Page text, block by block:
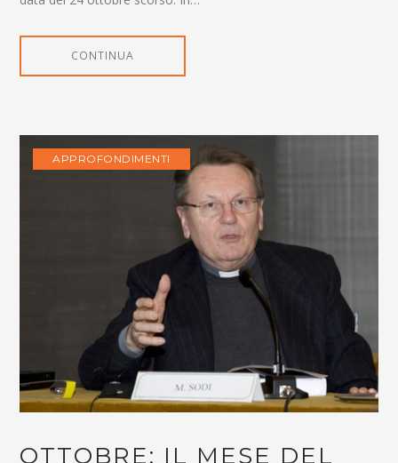
CONTINUA
APPROFONDIMENTI
OTTOBRE: IL MESE DEL